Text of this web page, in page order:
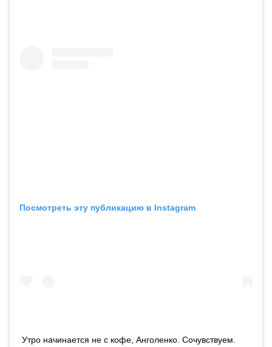
Посмотреть эту публикацию в Instagram
Утро начинается не с кофе, Анголенко. Сочувствуем.